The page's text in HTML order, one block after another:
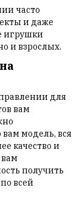
часто
и даже
игрушки
и взрослых.
для
вам
модель, вся
качество и
получить
всей